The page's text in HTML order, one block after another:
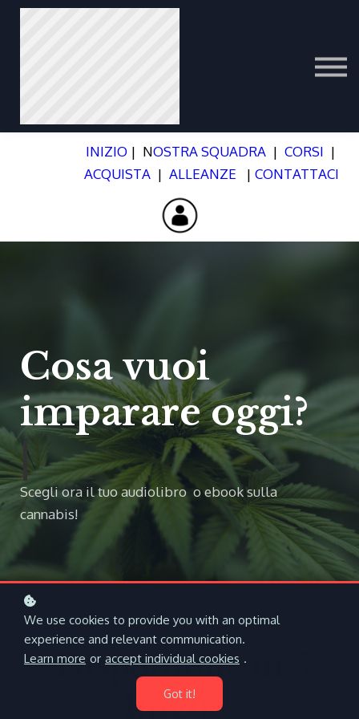
INIZIO | NOSTRA SQUADRA | CORSI |
ACQUISTA | ALLEANZE | CONTATTACI
Cosa vuoi
imparare oggi?
|
Scegli ora il tuo audiolibro o ebook sulla
cannabis!
Disponibile in 5
lingue:
We use cookies to provide you with an optimal
experience and relevant communication.
Learn more or accept individual cookies .
Got it!